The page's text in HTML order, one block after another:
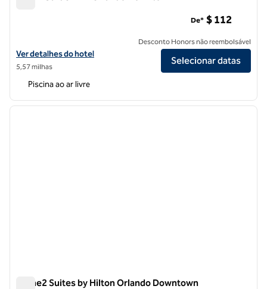
Exibir detalhes do hotel Hilton Garden Inn Orlando Downtown
Ver detalhes do hotel
5,57 milhas
De* $ 112
Desconto Honors não reembolsável
Selecionar datas
Piscina ao ar livre
1 de 12
Home2 Suites by Hilton Orlando Downtown